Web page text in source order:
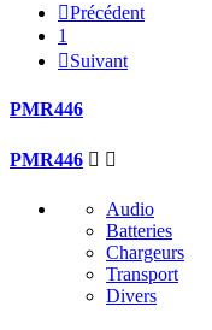
Précédent
1
Suivant
PMR446
PMR446  
Audio
Batteries
Chargeurs
Transport
Divers